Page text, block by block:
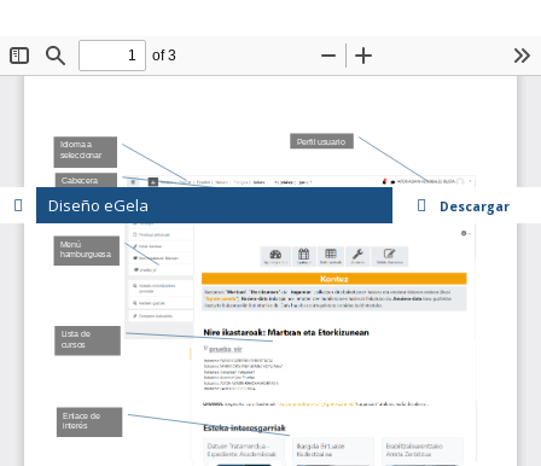
Diseño eGela Descargar